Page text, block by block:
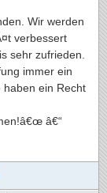
Wir werden
verbessert
sehr zufrieden.
immer ein
ein Recht
â€“